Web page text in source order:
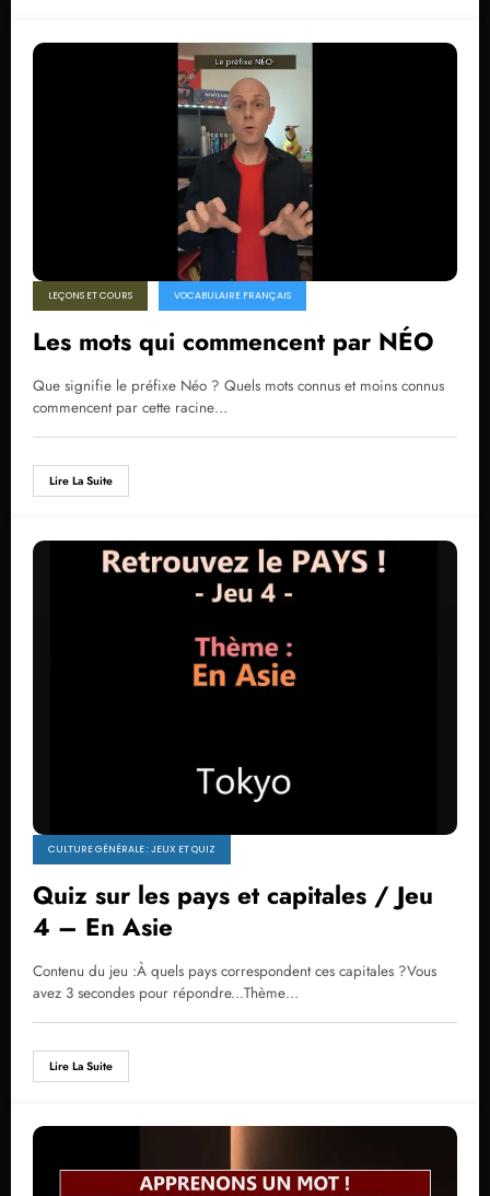
LEÇONS ET COURS VOCABULAIRE FRANÇAIS
Les mots qui commencent par NÉO
Que signifie le préfixe Néo ? Quels mots connus et moins connus
commencent par cette racine…
Lire La Suite
CULTURE GÉNÉRALE : JEUX ET QUIZ
Quiz sur les pays et capitales / Jeu
4 – En Asie
Contenu du jeu :À quels pays correspondent ces capitales ?Vous
avez 3 secondes pour répondre...Thème…
Lire La Suite